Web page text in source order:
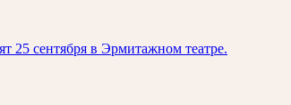
25 сентября в Эрмитажном театре.